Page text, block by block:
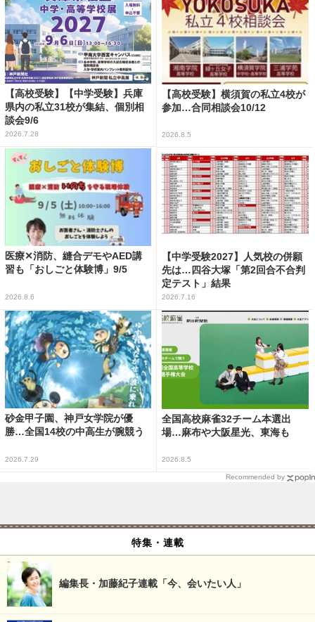
【高校受験】【中学受験】兵庫
県内の私立31校が集結、個別相
談会9/6
2026.7.28
【高校受験】横須賀の私立4校が
参加…合同相談会10/12
2026.8.5
医療✕消防、縫合デモやAED講
習も「おしごと体験博」9/5
2026.8.6
【中学受験2027】人気校の併願
先は…四谷大塚「第2回合不合判
定テスト」結果
2026.7.16
砂金甲子園、神戸女学院が優
勝…全国14校の中高生が腕競う
2026.7.29
全国高校麻雀32チーム本選出
場…麻布や大阪星光、東海も
2026.8.5
Recommended by
特集・連載
編集長・加藤紀子連載「今、会いたい人」